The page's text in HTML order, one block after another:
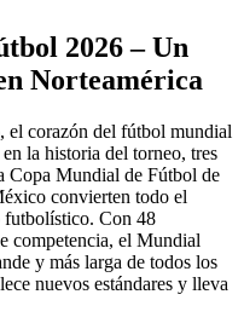
2026 – Un
Norteamérica
el corazón del fútbol mundial
la historia del torneo, tres
Copa Mundial de Fútbol de
convierten todo el
futbolístico. Con 48
competencia, el Mundial
y más larga de todos los
nuevos estándares y lleva